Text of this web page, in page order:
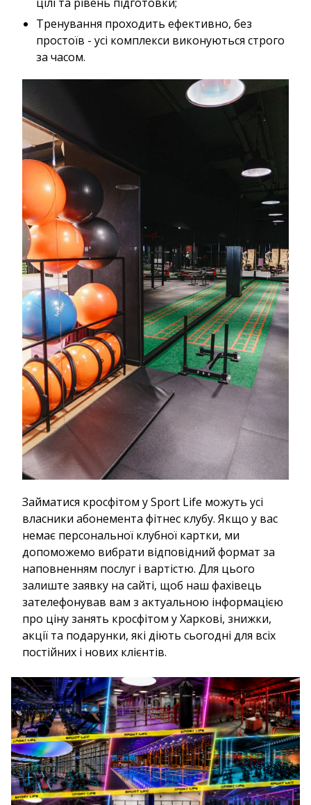
Тренування проходить ефективно, без
простоїв - усі комплекси виконуються строго
за часом.
Займатися кросфітом у Sport Life можуть усі
власники абонемента фітнес клубу. Якщо у вас
немає персональної клубної картки, ми
допоможемо вибрати відповідний формат за
наповненням послуг і вартістю. Для цього
залиште заявку на сайті, щоб наш фахівець
зателефонував вам з актуальною інформацією
про ціну занять кросфітом у Харкові, знижки,
акції та подарунки, які діють сьогодні для всіх
постійних і нових клієнтів.